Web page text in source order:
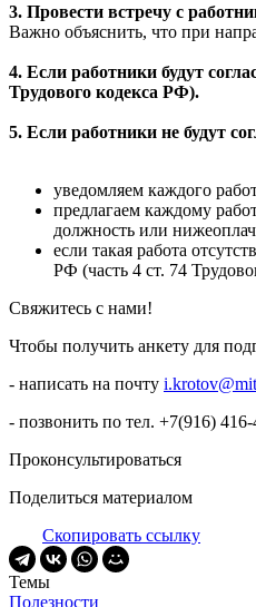
3. Провести встречу с
Важно объяснить, что при
4. Если работники будут
Трудового кодекса РФ).
5. Если работники не будут
уведомляем каждого
предлагаем каждому
должность или
если такая работа
РФ (часть 4 ст. 74
Свяжитесь с нами!
Чтобы получить анкету для
- написать на почту
- позвонить по тел. +7(916)
Проконсультироваться
Поделиться материалом
Скопировать ссылку
Темы
Полезности